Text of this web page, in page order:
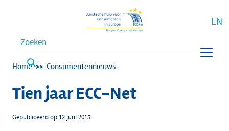
Waar bent u naar op zoek?
EN
Kruimelpad
Home Consumentennieuws
Tien jaar ECC-Net
Gepubliceerd op 12 juni 2015